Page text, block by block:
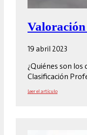
19 abril 2023
¿Quiénes son los
Clasificación
Leer el artículo